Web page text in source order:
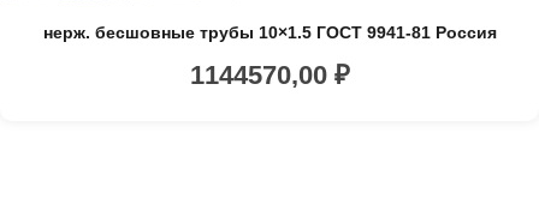
нерж. бесшовные трубы 10×1.5 ГОСТ 9941-81 Россия
1144570,00 ₽